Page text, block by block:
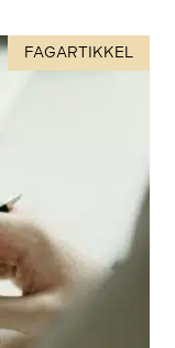
FAGARTIKKEL